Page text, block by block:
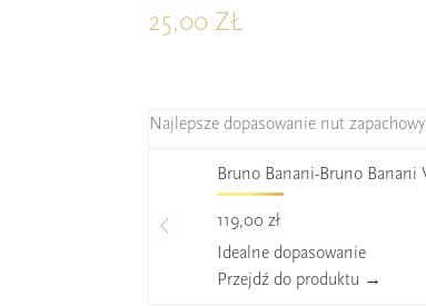
25,00 ZŁ
Najlepsze dopasowanie nut
Bruno Banani-Bruno Banani
119,00 zł
Idealne dopasowanie
Przejdź do produktu →